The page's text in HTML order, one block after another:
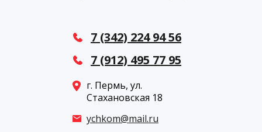
7 (342) 224 94 56
7 (912) 495 77 95
г. Пермь, ул.
Стахановская 18
ychkom@mail.ru